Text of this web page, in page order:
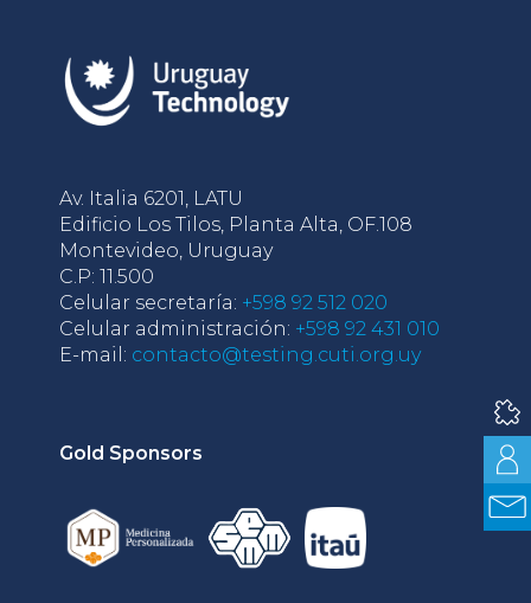
Av. Italia 6201, LATU
Edificio Los Tilos, Planta Alta, OF.108
Montevideo, Uruguay
C.P: 11.500
Celular secretaría: +598 92 512 020
Celular administración: +598 92 431 010
E-mail: contacto@testing.cuti.org.uy
Gold Sponsors